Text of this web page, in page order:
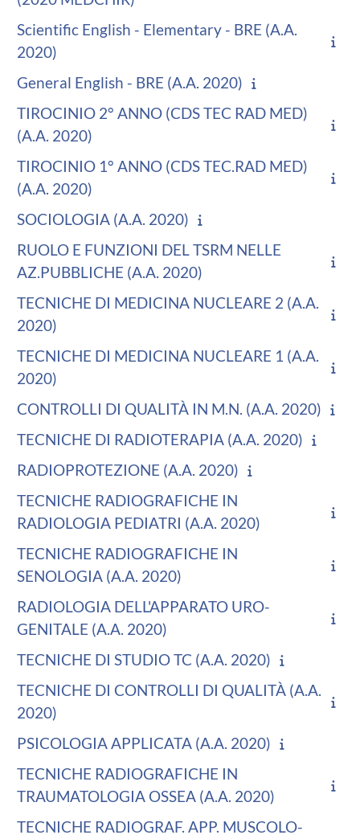
Scientific English - Elementary - BRE (A.A.
2020)
General English - BRE (A.A. 2020)
TIROCINIO 2° ANNO (CDS TEC RAD MED)
(A.A. 2020)
TIROCINIO 1° ANNO (CDS TEC.RAD MED)
(A.A. 2020)
SOCIOLOGIA (A.A. 2020)
RUOLO E FUNZIONI DEL TSRM NELLE
AZ.PUBBLICHE (A.A. 2020)
TECNICHE DI MEDICINA NUCLEARE 2 (A.A.
2020)
TECNICHE DI MEDICINA NUCLEARE 1 (A.A.
2020)
CONTROLLI DI QUALITÀ IN M.N. (A.A. 2020)
TECNICHE DI RADIOTERAPIA (A.A. 2020)
RADIOPROTEZIONE (A.A. 2020)
TECNICHE RADIOGRAFICHE IN
RADIOLOGIA PEDIATRI (A.A. 2020)
TECNICHE RADIOGRAFICHE IN
SENOLOGIA (A.A. 2020)
RADIOLOGIA DELL'APPARATO URO-
GENITALE (A.A. 2020)
TECNICHE DI STUDIO TC (A.A. 2020)
TECNICHE DI CONTROLLI DI QUALITÀ (A.A.
2020)
PSICOLOGIA APPLICATA (A.A. 2020)
TECNICHE RADIOGRAFICHE IN
TRAUMATOLOGIA OSSEA (A.A. 2020)
TECNICHE RADIOGRAF. APP. MUSCOLO-